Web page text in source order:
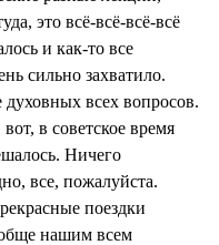
это всё-всё-всё-всё
и как-то все
сильно захватило.
всех вопросов.
в советское время
Ничего
все, пожалуйста.
поездки
нашим всем